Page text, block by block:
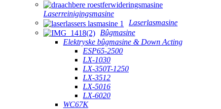
Laserreinigingsmasine
Laserlasmasine
Bûgmasine
Elektryske bûgmasine & Down Acting
ESP65-2500
LX-1030
LX-350T-1250
LX-3512
LX-5016
LX-6020
WC67K